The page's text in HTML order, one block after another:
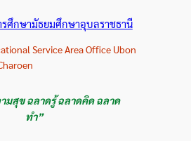
ศึกษามัธยมศึกษาอุบลราชธานี
Service Area Office Ubon
ามสุข ฉลาดรู้ ฉลาดคิด ฉลาด
ทำ”